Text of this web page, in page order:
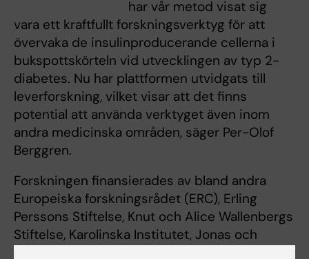
har vår metod visat sig
vara ett kraftfullt forskningsverktyg för att
övervaka de insulinproducerande cellerna i
bukspottskörteln vid utvecklingen av typ 2-
diabetes. Nu har plattformen utvidgats till
leverforskning, vilket visar att det finns
potential att använda verktyget även inom
andra medicinska områden, säger Per-Olof
Berggren.
Forskningen finansierades av bland andra
Europeiska forskningsrådet (ERC), Erling
Perssons Stiftelse, Knut och Alice Wallenbergs
Stiftelse, Karolinska Institutet, Jonas och